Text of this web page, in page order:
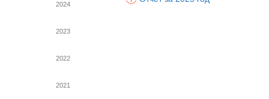
2024
2023
2022
2021